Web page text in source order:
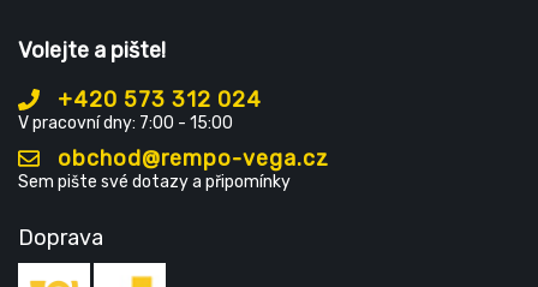
Volejte a pište!
+420 573 312 024
V pracovní dny: 7:00 - 15:00
obchod@rempo-vega.cz
Sem pište své dotazy a připomínky
Doprava